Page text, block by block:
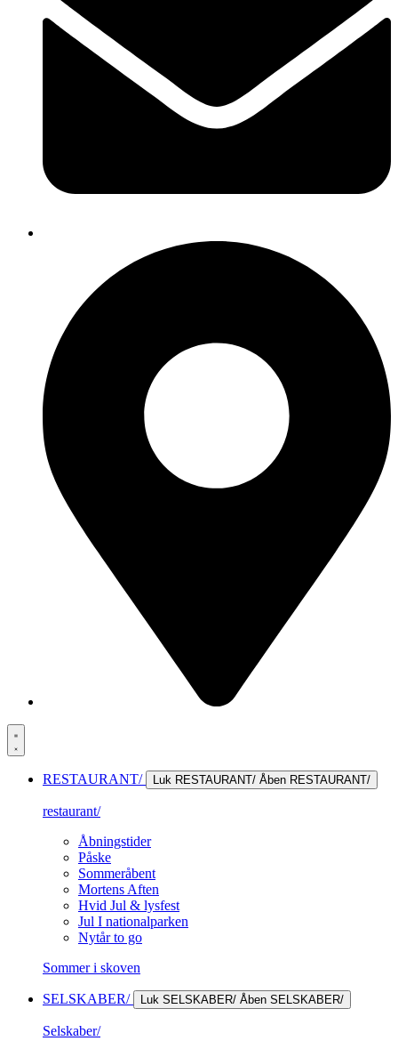
RESTAURANT/ Luk RESTAURANT/ Åben RESTAURANT/
restaurant/
Åbningstider
Påske
Sommeråbent
Mortens Aften
Hvid Jul & lysfest
Jul I nationalparken
Nytår to go
Sommer i skoven
SELSKABER/ Luk SELSKABER/ Åben SELSKABER/
Selskaber/